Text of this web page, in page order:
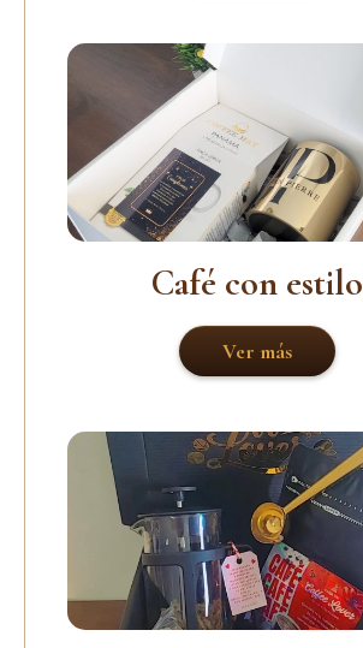
Café con estilo
Ver más